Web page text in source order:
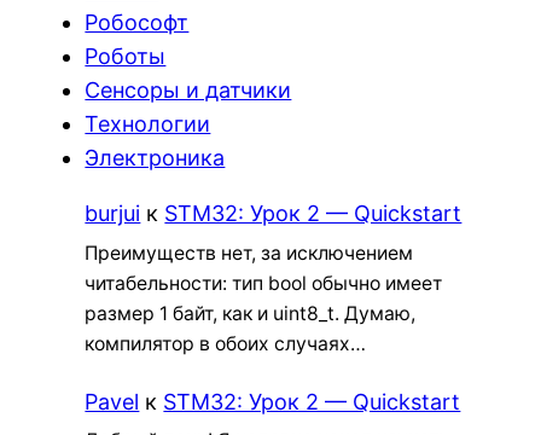
Робософт
Роботы
Сенсоры и датчики
Технологии
Электроника
burjui к STM32: Урок 2 — Quickstart
Преимуществ нет, за исключением
читабельности: тип bool обычно имеет
размер 1 байт, как и uint8_t. Думаю,
компилятор в обоих случаях…
Pavel к STM32: Урок 2 — Quickstart